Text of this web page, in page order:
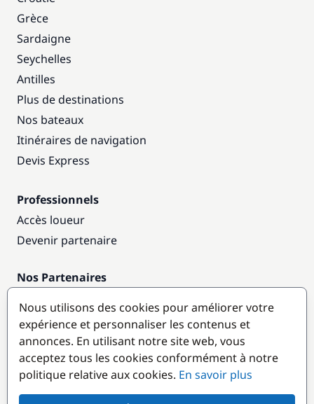
Grèce
Sardaigne
Seychelles
Antilles
Plus de destinations
Nos bateaux
Itinéraires de navigation
Devis Express
Professionnels
Accès loueur
Devenir partenaire
Nos Partenaires
Destinations populaires
Nous utilisons des cookies pour améliorer votre
expérience et personnaliser les contenus et
annonces. En utilisant notre site web, vous
acceptez tous les cookies conformément à notre
politique relative aux cookies. En savoir plus